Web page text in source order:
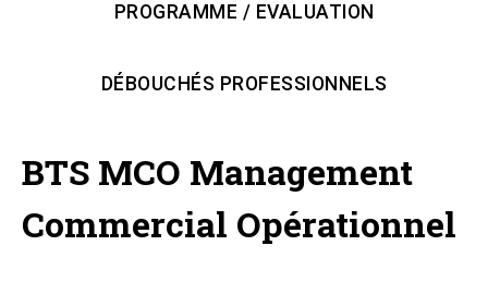
PROGRAMME / EVALUATION
DÉBOUCHÉS PROFESSIONNELS
BTS MCO Management
Commercial Opérationnel